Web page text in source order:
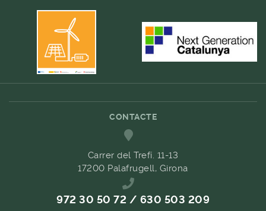
CONTACTE
Carrer del Trefí. 11-13
17200 Palafrugell, Girona
972 30 50 72 / 630 503 209